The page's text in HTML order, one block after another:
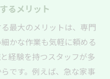
るメリット
最大のメリットは、専門
かな作業も気軽に頼める
経験を持つスタッフが多
です。例えば、急な家事